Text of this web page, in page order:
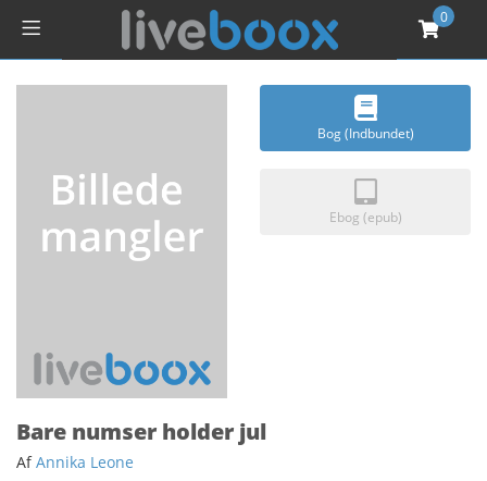
0
Bog (Indbundet)
Ebog (epub)
Bare numser holder jul
AfAnnika Leone